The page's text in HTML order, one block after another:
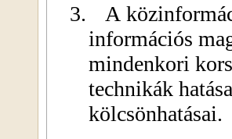
3.
A
információs
mindenkori
technikák
kölcsönhatásai.